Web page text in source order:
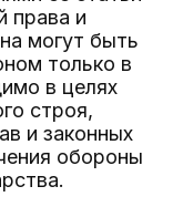
права и
могут быть
только в
в целях
строя,
и законных
обороны